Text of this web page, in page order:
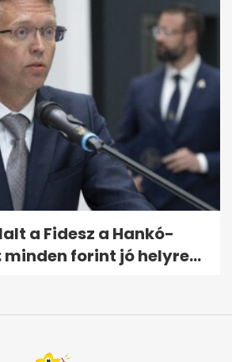
a Fidesz a Hankó-
forint jó helyre...